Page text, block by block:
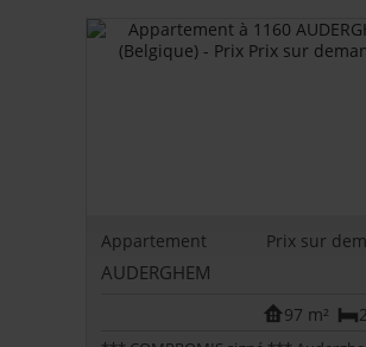
Appartement Prix sur
AUDERGHEM
2
97 m²